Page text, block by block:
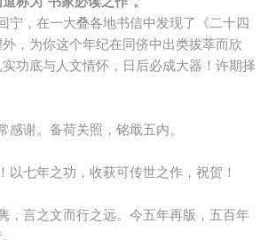
宁，在一大叠各地书信中发现了《二十四
，为你这个年纪在同侪中出类拔萃而欣
功底与人文情怀，日后必成大器！许期择
感谢。备荷关照，铭戢五内。
以七年之功，收获可传世之作，祝贺！
，言之文而行之远。今五年再版，五百年